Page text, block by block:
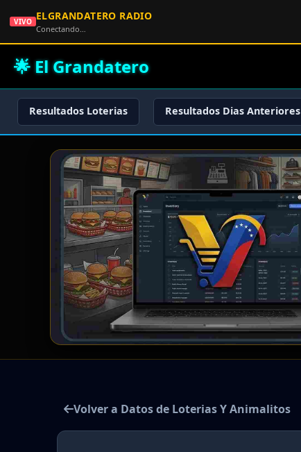
🌟 El Grandatero
Resultados Loterias Resultados Dias Anteriores
Volver a Datos de Loterias Y Animalitos
VIVO ELGRANDATERO RADIO
Conectando…